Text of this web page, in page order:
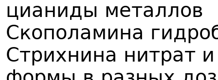
цианиды металлов
Скополамина
Стрихнина нитрат